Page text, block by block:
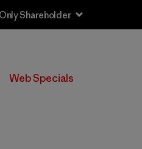
Web Specials